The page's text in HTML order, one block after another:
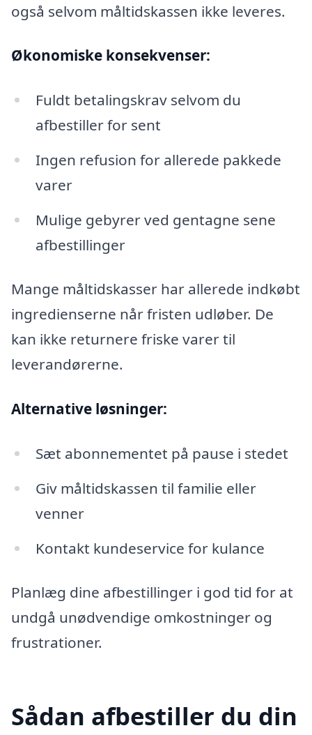
også selvom måltidskassen ikke leveres.
Økonomiske konsekvenser:
Fuldt betalingskrav selvom du
afbestiller for sent
Ingen refusion for allerede pakkede
varer
Mulige gebyrer ved gentagne sene
afbestillinger
Mange måltidskasser har allerede indkøbt
ingredienserne når fristen udløber. De
kan ikke returnere friske varer til
leverandørerne.
Alternative løsninger:
Sæt abonnementet på pause i stedet
Giv måltidskassen til familie eller
venner
Kontakt kundeservice for kulance
Planlæg dine afbestillinger i god tid for at
undgå unødvendige omkostninger og
frustrationer.
Sådan afbestiller du din